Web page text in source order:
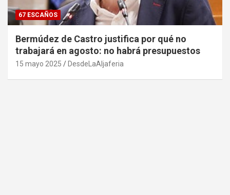
67 ESCAÑOS
Bermúdez de Castro justifica por qué no
trabajará en agosto: no habrá presupuestos
15 mayo 2025 DesdeLaAljaferia